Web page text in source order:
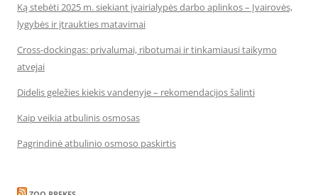
Ką stebėti 2025 m. siekiant įvairialypės darbo aplinkos – Įvairovės,
lygybės ir įtraukties matavimai
Cross-dockingas: privalumai, ribotumai ir tinkamiausi taikymo
atvejai
Didelis geležies kiekis vandenyje – rekomendacijos šalinti
Kaip veikia atbulinis osmosas
Pagrindinė atbulinio osmoso paskirtis